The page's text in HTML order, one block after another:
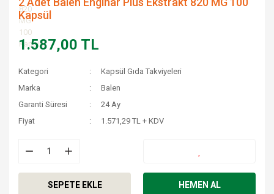
Kapsül
1.587,00 TL
Kategori
Kapsül Gıda Takviyeleri
Marka
Balen
Garanti Süresi
24 Ay
Fiyat
1.571,29 TL + KDV
SEPETE EKLE HEMEN AL